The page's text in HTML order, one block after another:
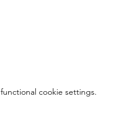
cookie settings.